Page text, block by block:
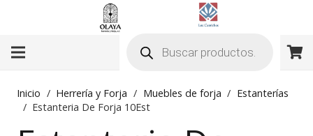
productos
Inicio / Herrería y Forja / Muebles de forja / Estanterías
/ Estanteria De Forja 10Est